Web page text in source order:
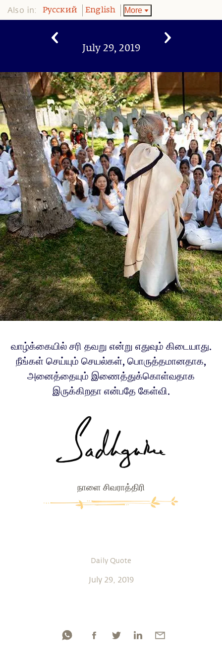
Also in: Pусский English More
July 29, 2019
வாழ்க்கையில் சரி தவறு என்று எதுவும் கிடையாது.
நீங்கள் செய்யும் செயல்கள், பொருத்தமானதாக,
அனைத்தையும் இணைத்துக்கொள்வதாக
இருக்கிறதா என்பதே கேள்வி.
நாளை சிவராத்திரி
Daily Quote
July 29, 2019